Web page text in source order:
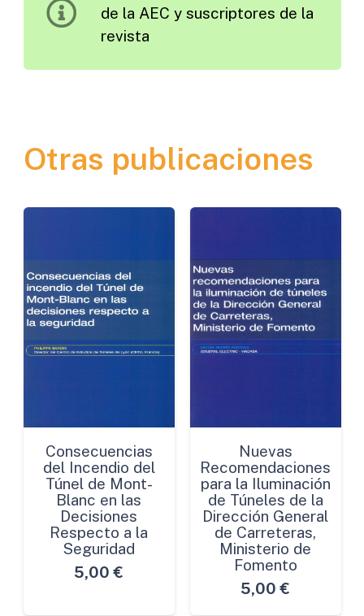
de la AEC y suscriptores de la
revista
Otras publicaciones
Consecuencias
del Incendio del
Túnel de Mont-
Blanc en las
Decisiones
Respecto a la
Seguridad
5,00 €
Nuevas
Recomendaciones
para la Iluminación
de Túneles de la
Dirección General
de Carreteras,
Ministerio de
Fomento
5,00 €